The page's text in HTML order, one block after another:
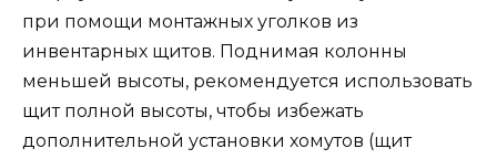
при помощи монтажных уголков из
инвентарных щитов. Поднимая колонны
меньшей высоты, рекомендуется использовать
щит полной высоты, чтобы избежать
дополнительной установки хомутов (щит